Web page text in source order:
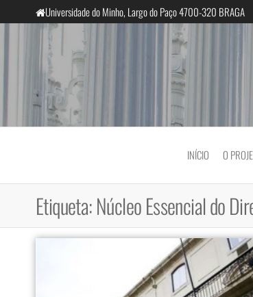
para
Universidade do Minho, Largo do Paço 4700-320 BRAGA
InclusiveCourts
INÍCIO O
Etiqueta:Núcleo Essencial do